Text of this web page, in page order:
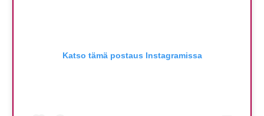
Katso tämä postaus Instagramissa